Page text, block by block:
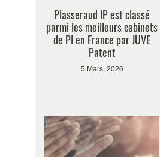
Plasseraud IP est classé
parmi les meilleurs cabinets
de PI en France par JUVE
Patent
5 Mars, 2026